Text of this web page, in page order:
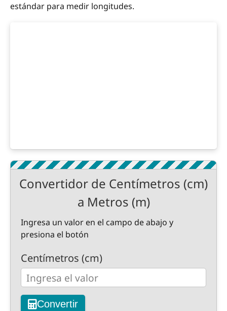
estándar para medir longitudes.
Convertidor de Centímetros (cm)
a Metros (m)
Ingresa un valor en el campo de abajo y
presiona el botón
Centímetros (cm)
Convertir